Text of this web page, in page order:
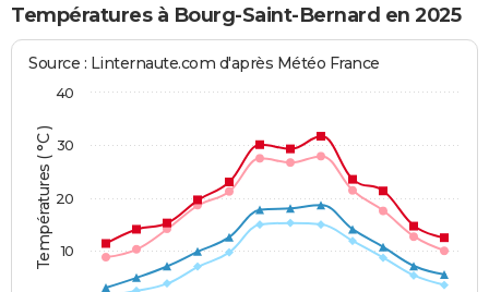
Températures à Bourg-Saint-Bernard en 2025
Températures ( °C )
Source : Linternaute.com d'après Météo France
10
20
30
40